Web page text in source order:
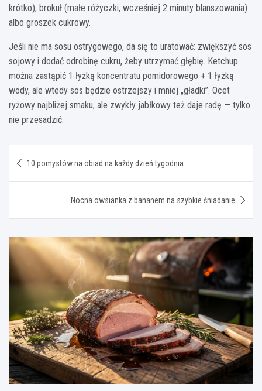
krótko), brokuł (małe różyczki, wcześniej 2 minuty blanszowania)
albo groszek cukrowy.
Jeśli nie ma sosu ostrygowego, da się to uratować: zwiększyć sos
sojowy i dodać odrobinę cukru, żeby utrzymać głębię. Ketchup
można zastąpić 1 łyżką koncentratu pomidorowego + 1 łyżką
wody, ale wtedy sos będzie ostrzejszy i mniej „gładki”. Ocet
ryżowy najbliżej smaku, ale zwykły jabłkowy też daje radę — tylko
nie przesadzić.
wpisu
10 pomysłów na obiad na każdy dzień tygodnia
Nocna owsianka z bananem na szybkie śniadanie